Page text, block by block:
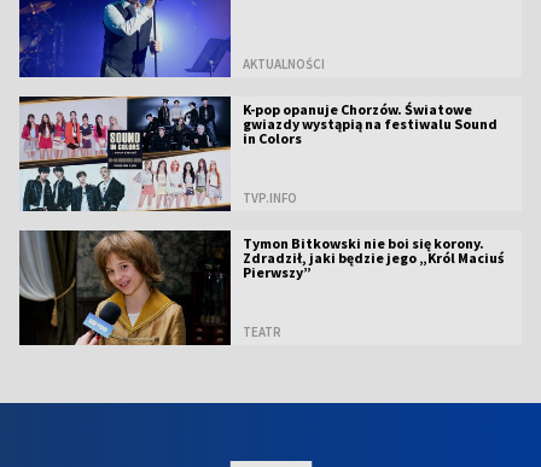
AKTUALNOŚCI
K-pop opanuje Chorzów. Światowe
gwiazdy wystąpią na festiwalu Sound
in Colors
TVP.INFO
Tymon Bitkowski nie boi się korony.
Zdradził, jaki będzie jego „Król Maciuś
Pierwszy”
TEATR